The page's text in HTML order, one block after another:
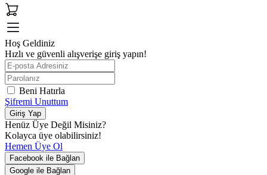
Hoş Geldiniz
Hızlı ve güvenli alışverişe giriş yapın!
Beni Hatırla
Şifremi Unuttum
Giriş Yap
Henüz Üye Değil Misiniz?
Kolayca üye olabilirsiniz!
Hemen Üye Ol
Facebook ile Bağlan
Google ile Bağlan